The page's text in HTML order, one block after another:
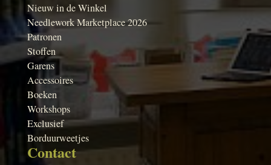
Nieuw in de Winkel
Needlework Marketplace 2026
Patronen
Stoffen
Garens
Accessoires
Boeken
Workshops
Exclusief
Borduurweetjes
Contact